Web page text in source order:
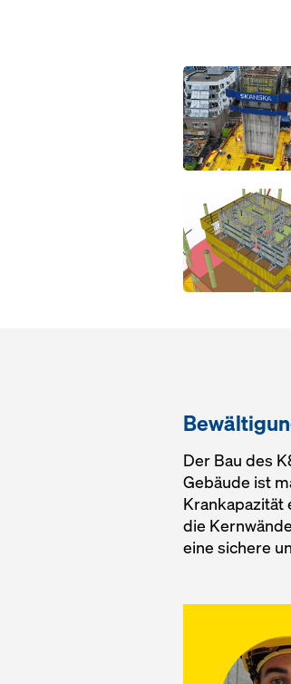
Open
Der Bau des
Gebäude ist
Krankapazität
die
eine sichere